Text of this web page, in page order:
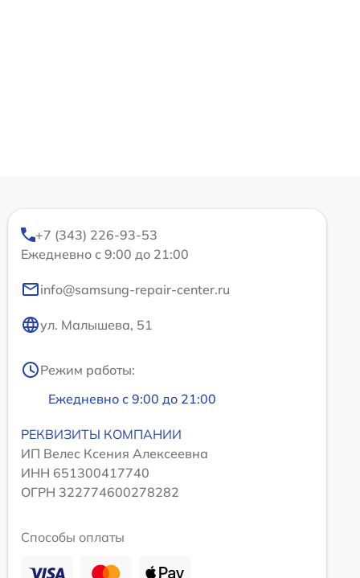
+7 (343) 226-93-53
Ежедневно с 9:00 до 21:00
info@samsung-repair-center.ru
ул. Малышева, 51
Режим работы:
Ежедневно с 9:00 до 21:00
РЕКВИЗИТЫ КОМПАНИИ
ИП Велес Ксения Алексеевна
ИНН 651300417740
ОГРН 322774600278282
Способы оплаты